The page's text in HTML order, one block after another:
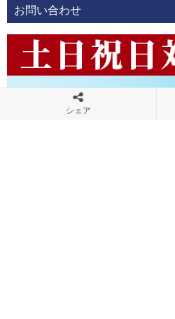
お問い合わせ
シェア